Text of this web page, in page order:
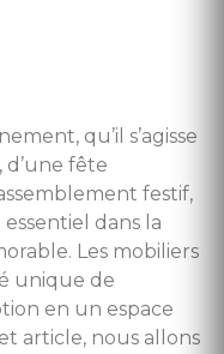
qu’il s’agisse
d’une fête
festif,
dans la
Les mobiliers
unique de
en un espace
article, nous allons